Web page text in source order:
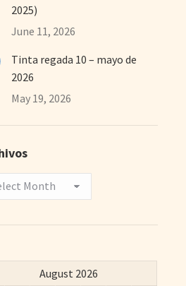
2025)
June 11, 2026
Tinta regada 10 – mayo de
2026
May 19, 2026
August 2026